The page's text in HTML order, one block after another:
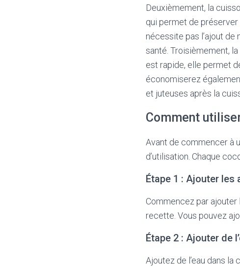
Deuxièmement, la
qui permet de préserver
nécessite pas l’ajout
santé. Troisièmement,
est rapide, elle permet
économiserez
et juteuses après la
Comment
Avant de commencer à
d’utilisation. Chaque
Étape 1 : Ajouter les
Commencez par
recette. Vous pouvez
Étape 2 : Ajouter de
Ajoutez de l’eau dans